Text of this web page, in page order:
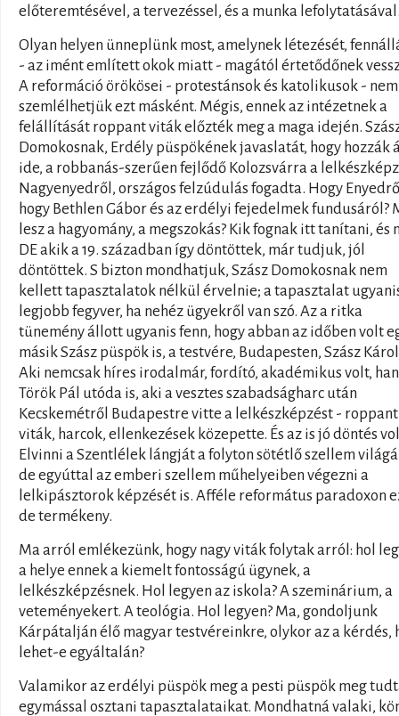
előteremtésével, a tervezéssel, és a munka
Olyan helyen ünneplünk most, amelynek létezését,
- az imént említett okok miatt - magától értetődőnek
A reformáció örökösei - protestánsok és katolikusok -
szemlélhetjük ezt másként. Mégis, ennek az intézetnek a
felállítását roppant viták előzték meg a maga idején.
Domokosnak, Erdély püspökének javaslatát, hogy hozzák
ide, a robbanás-szerűen fejlődő Kolozsvárra a
Nagyenyedről, országos felzúdulás fogadta. Hogy
hogy Bethlen Gábor és az erdélyi fejedelmek fundusáról?
lesz a hagyomány, a megszokás? Kik fognak itt tanítani, és
DE akik a 19. században így döntöttek, már tudjuk, jól
döntöttek. S bizton mondhatjuk, Szász Domokosnak nem
kellett tapasztalatok nélkül érvelnie; a tapasztalat
legjobb fegyver, ha nehéz ügyekről van szó. Az a ritka
tünemény állott ugyanis fenn, hogy abban az időben volt
másik Szász püspök is, a testvére, Budapesten, Szász
Aki nemcsak híres irodalmár, fordító, akadémikus volt,
Török Pál utóda is, aki a vesztes szabadságharc után
Kecskemétről Budapestre vitte a lelkészképzést - roppant
viták, harcok, ellenkezések közepette. És az is jó döntés
Elvinni a Szentlélek lángját a folyton sötétlő szellem
de egyúttal az emberi szellem műhelyeiben végezni a
lelkipásztorok képzését is. Afféle református paradoxon
de termékeny.
Ma arról emlékezünk, hogy nagy viták folytak arról: hol
a helye ennek a kiemelt fontosságú ügynek, a
lelkészképzésnek. Hol legyen az iskola? A szeminárium, a
veteményekert. A teológia. Hol legyen? Ma, gondoljunk
Kárpátalján élő magyar testvéreinkre, olykor az a kérdés,
lehet-e egyáltalán?
Valamikor az erdélyi püspök meg a pesti püspök meg
egymással osztani tapasztalataikat. Mondhatná valaki,